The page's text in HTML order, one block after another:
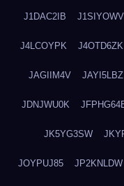
J1DAC2IB J1SIYOWV
J4LCOYPK J4OTD6ZK
JAGIIM4V JAYI5LBZ
JDNJWU0K
JK5YG3SW
JOYPUJ85 JP2KNLDW